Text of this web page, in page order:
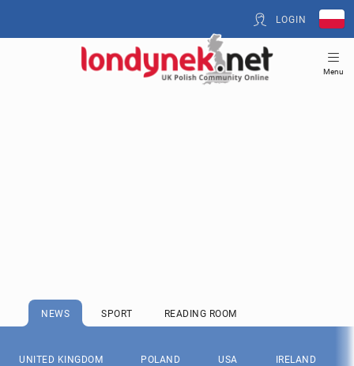
LOGIN
Menu
NEWS SPORT READING ROOM
UNITED KINGDOM POLAND USA IRELAND